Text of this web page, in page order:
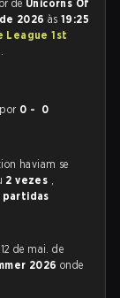
de Unicorns Of
2026 às19:25
League 1st
por 0 - 0
haviam se
2 vezes ,
partidas
de mai. de
2026onde